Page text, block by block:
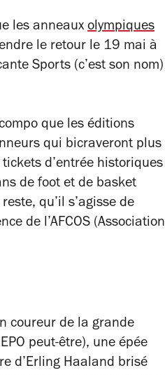
les anneauxolympiques
le retour le 19 mai à
Sports (c’est son nom)
que les éditions
qui bicraveront plus
d’entrée historiques
de foot et de basket
qu’il s’agisse de
de l’AFCOS (Association
coureur de la grande
peut-être), une épée
d’Erling Haaland brisé